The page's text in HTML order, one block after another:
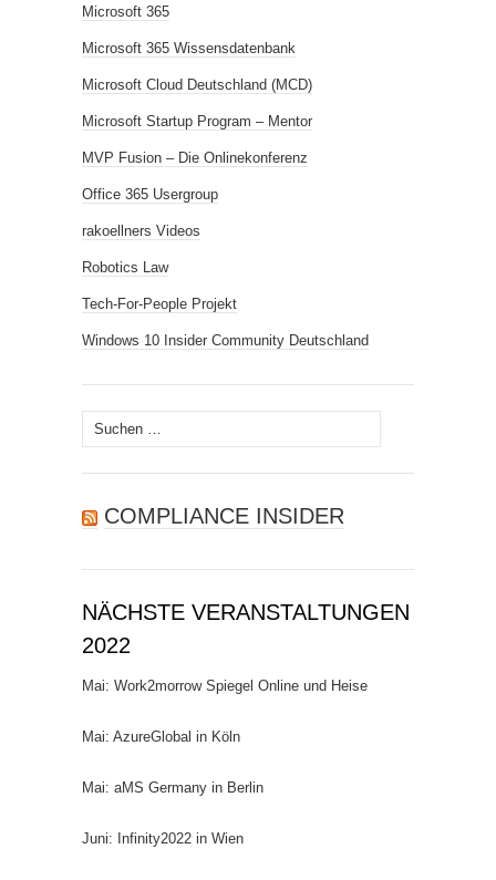
Microsoft 365
Microsoft 365 Wissensdatenbank
Microsoft Cloud Deutschland (MCD)
Microsoft Startup Program – Mentor
MVP Fusion – Die Onlinekonferenz
Office 365 Usergroup
rakoellners Videos
Robotics Law
Tech-For-People Projekt
Windows 10 Insider Community Deutschland
Suchen
nach:
COMPLIANCE INSIDER
NÄCHSTE VERANSTALTUNGEN
2022
Mai: Work2morrow Spiegel Online und Heise
Mai: AzureGlobal in Köln
Mai: aMS Germany in Berlin
Juni: Infinity2022 in Wien